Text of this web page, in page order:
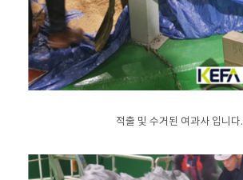
적출 및 수거된 여과사 입니다.